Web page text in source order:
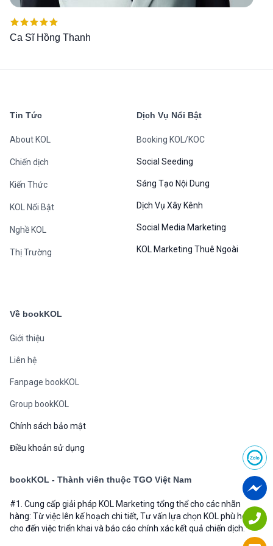
Ca Sĩ Hồng Thanh
Được xếp
Tin Tức
About KOL
Chiến dịch
Kiến Thức
KOL Nổi Bật
Nghề KOL
Thị Trường
Dịch Vụ Nổi Bật
Booking KOL/KOC
Social Seeding
Sáng Tạo Nội Dung
Dịch Vụ Xây Kênh
Social Media Marketing
KOL Marketing Thuê Ngoài
Về bookKOL
Giới thiệu
Liên hệ
Fanpage bookKOL
Group bookKOL
Chính sách bảo mật
Điều khoản sử dụng
bookKOL - Thành viên thuộc TGO Việt Nam
#1. Cung cấp giải pháp KOL Marketing tổng thể cho các nhãn
hàng: Từ việc lên kế hoạch chi tiết, Tư vấn lựa chọn KOL phù hợp
cho đến việc triển khai và báo cáo chính xác kết quả chiến dịch.